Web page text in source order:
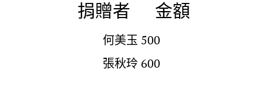
捐贈者 金額
何美玉 500
張秋玲 600